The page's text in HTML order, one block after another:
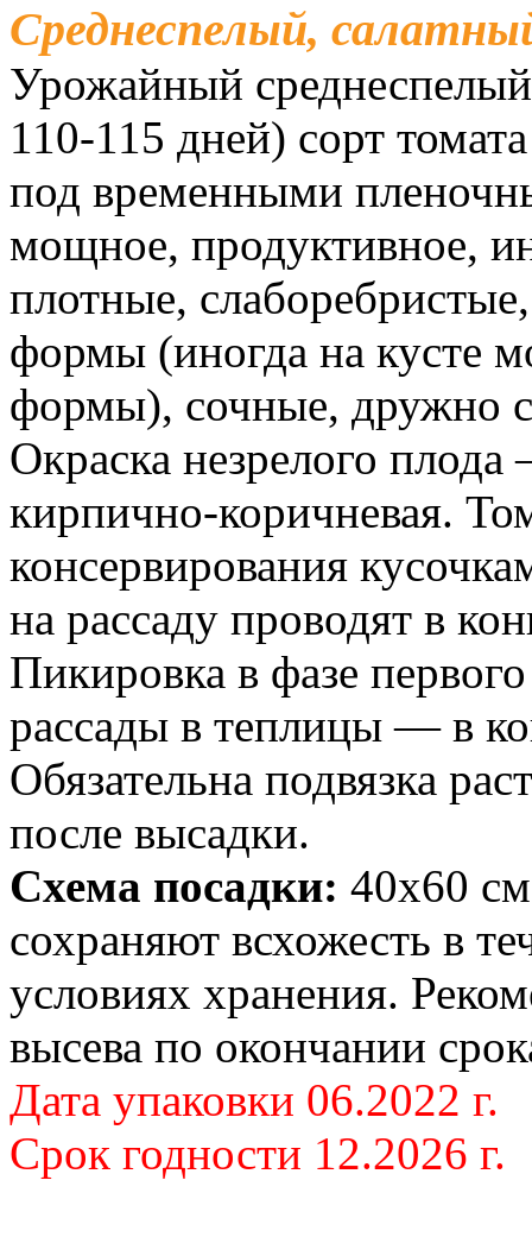
Среднеспелый,
Урожайный
110-115 дней) сорт
под временными
мощное, продуктивное,
плотные,
формы (иногда на кусте
формы), сочные, дружно
Окраска незрелого
кирпично-коричневая.
консервирования
на рассаду проводят в
Пикировка в фазе
рассады в теплицы — в
Обязательна подвязка
после высадки.
Схема посадки: 40х60
сохраняют всхожесть в
условиях хранения.
высева по окончании
Дата упаковки 06.2022 г.
Срок годности 12.2026 г.